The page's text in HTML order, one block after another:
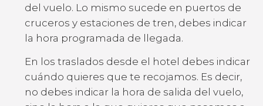
del vuelo. Lo mismo sucede en puertos de
cruceros y estaciones de tren, debes indicar
la hora programada de llegada.
En los traslados desde el hotel debes indicar
cuándo quieres que te recojamos. Es decir,
no debes indicar la hora de salida del vuelo,